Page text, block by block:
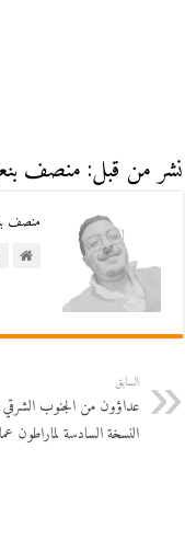
نشر من قبل: منصف
منصف
السابق
عداؤون من الجنوب
النسخة السادسة لماراطون